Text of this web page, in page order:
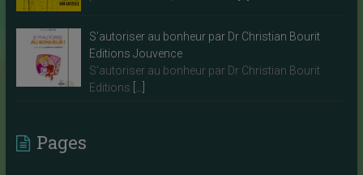
S’autoriser au bonheur par Dr Christian Bourit
Editions Jouvence
S’autoriser au bonheur par Dr Christian Bourit
Editions
Pages